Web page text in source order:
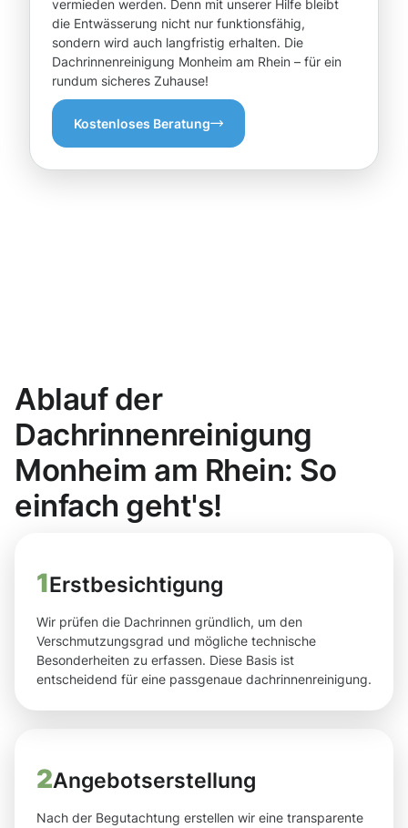
vermieden werden. Denn mit unserer Hilfe bleibt
die Entwässerung nicht nur funktionsfähig,
sondern wird auch langfristig erhalten. Die
Dachrinnenreinigung Monheim am Rhein – für ein
rundum sicheres Zuhause!
Kostenloses Beratung
Ablauf der
Dachrinnenreinigung
Monheim am Rhein: So
einfach geht's!
1Erstbesichtigung
Wir prüfen die Dachrinnen gründlich, um den
Verschmutzungsgrad und mögliche technische
Besonderheiten zu erfassen. Diese Basis ist
entscheidend für eine passgenaue dachrinnenreinigung.
2Angebotserstellung
Nach der Begutachtung erstellen wir eine transparente